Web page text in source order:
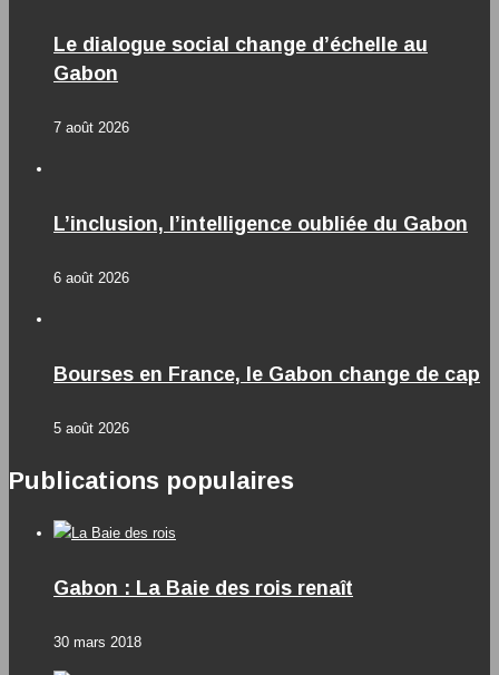
Le dialogue social change d’échelle au
Gabon
7 août 2026
L’inclusion, l’intelligence oubliée du Gabon
6 août 2026
Bourses en France, le Gabon change de cap
5 août 2026
Publications populaires
Gabon : La Baie des rois renaît
30 mars 2018